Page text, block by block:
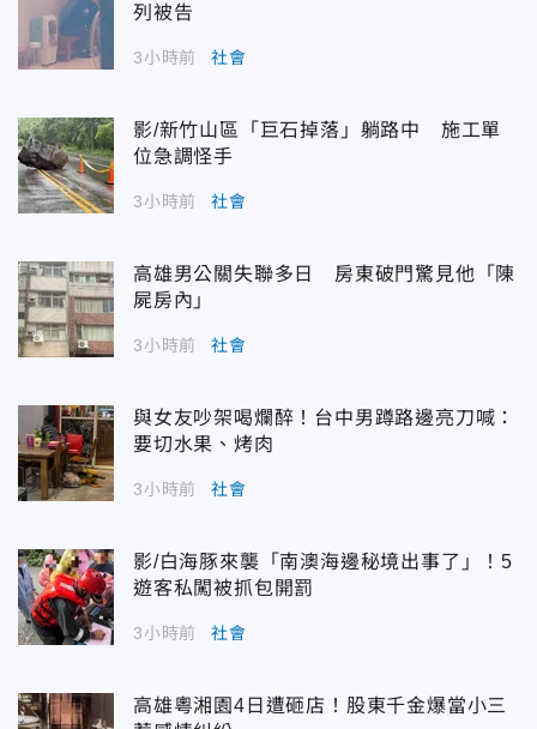
列被告
3小時前 社會
影/新竹山區「巨石掉落」躺路中 施工單
位急調怪手
3小時前 社會
高雄男公關失聯多日 房東破門驚見他「陳
屍房內」
3小時前 社會
與女友吵架喝爛醉！台中男蹲路邊亮刀喊：
要切水果、烤肉
3小時前 社會
影/白海豚來襲「南澳海邊秘境出事了」！5
遊客私闖被抓包開罰
3小時前 社會
高雄粵湘園4日遭砸店！股東千金爆當小三